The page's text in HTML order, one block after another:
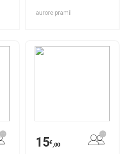
aurore pramil
15€,00